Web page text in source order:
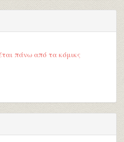
πάνω από τα κόμικς